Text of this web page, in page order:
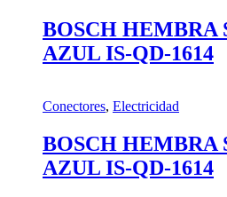
BOSCH HEMBRA
AZUL IS-QD-1614
Conectores, Electricidad
BOSCH HEMBRA
AZUL IS-QD-1614